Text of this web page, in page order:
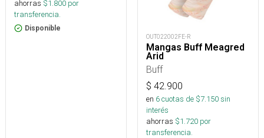
ahorras $1.800 por
transferencia.
Disponible
OUT022002FE-R
Mangas Buff Meagred
Arid
Buff
$ 42.900
en 6cuotas de $7.150sin
interés
ahorras $1.720 por
transferencia.